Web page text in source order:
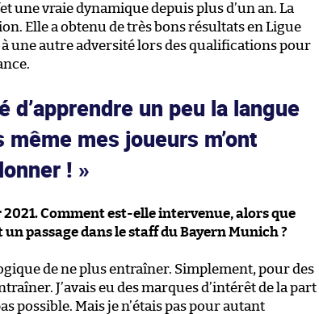
une vraie dynamique depuis plus d’un an. La
Elle a obtenu de très bons résultats en Ligue
une autre adversité lors des qualifications pour
d’apprendre un peu la langue
mes joueurs m’ont
!
Comment est-elle intervenue, alors que
passage dans le staff du Bayern Munich ?
de ne plus entraîner. Simplement, pour des
J’avais eu des marques d’intérêt de la part
possible. Mais je n’étais pas pour autant